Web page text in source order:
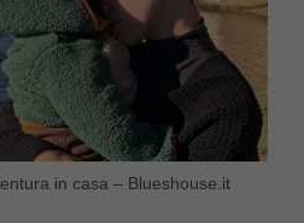
in casa – Blueshouse.it